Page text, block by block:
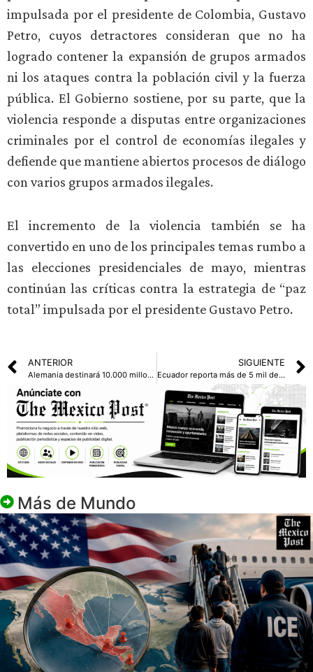
impulsada por el presidente de Colombia, Gustavo
Petro, cuyos detractores consideran que no ha
logrado contener la expansión de grupos armados
ni los ataques contra la población civil y la fuerza
pública. El Gobierno sostiene, por su parte, que la
violencia responde a disputas entre organizaciones
criminales por el control de economías ilegales y
defiende que mantiene abiertos procesos de diálogo
con varios grupos armados ilegales.
El incremento de la violencia también se ha
convertido en uno de los principales temas rumbo a
las elecciones presidenciales de mayo, mientras
continúan las críticas contra la estrategia de “paz
total” impulsada por el presidente Gustavo Petro.
ANTERIOR
Alemania destinará 10.000 millones de euros para la defensa civil
SIGUIENTE
Ecuador reporta más de 5 mil detenidos durante toques de queda nocturnos
Más de Mundo